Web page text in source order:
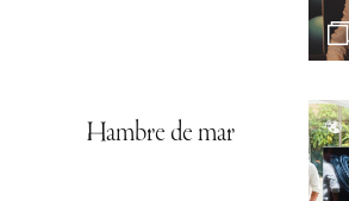
Hambre de mar